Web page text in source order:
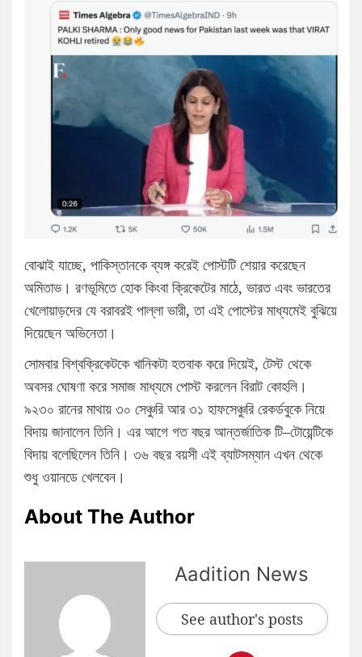
বোঝাই যাচ্ছে, পাকিস্তানকে ব্যঙ্গ করেই পোস্টটি শেয়ার করেছেন
অমিতাভ। রণভূমিতে হোক কিংবা ক্রিকেটের মাঠে, ভারত এবং ভারতের
খেলোয়াড়দের যে বরাবরই পাল্লা ভারী, তা এই পোস্টের মাধ্যমেই বুঝিয়ে
দিয়েছেন অভিনেতা।
সোমবার বিশ্বক্রিকেটকে খানিকটা হতবাক করে দিয়েই, টেস্ট থেকে
অবসর ঘোষণা করে সমাজ মাধ্যমে পোস্ট করলেন বিরাট কোহলি।
৯২৩০ রানের মাথায় ৩০ সেঞ্চুরি আর ৩১ হাফসেঞ্চুরি রেকর্ডবুকে নিয়ে
বিদায় জানালেন তিনি। এর আগে গত বছর আন্তর্জাতিক টি–টোয়েন্টিকে
বিদায় বলেছিলেন তিনি। ৩৬ বছর বয়সী এই ব্যাটসম্যান এখন থেকে
শুধু ওয়ানডে খেলবেন।
About The Author
Aadition News
See author's posts